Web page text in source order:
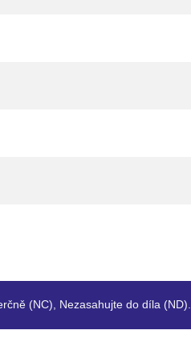
(NC), Nezasahujte do díla (ND).